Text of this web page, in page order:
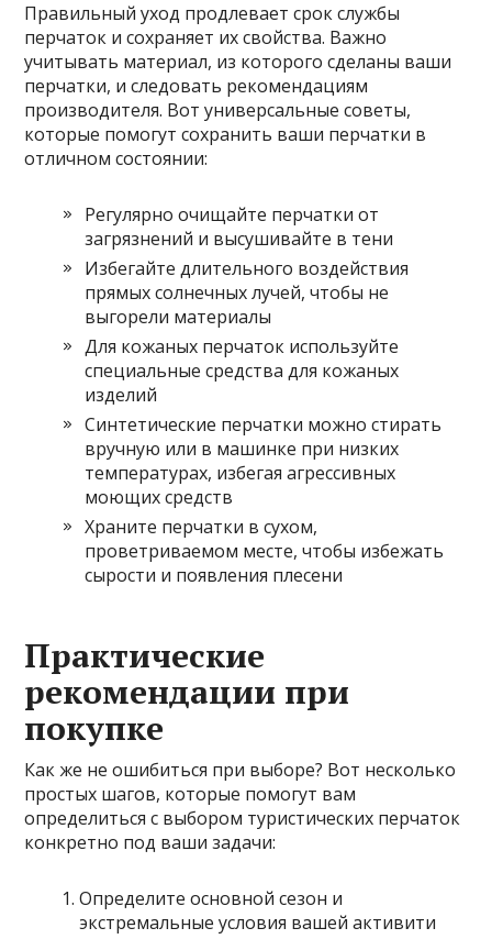
Правильный уход продлевает срок службы
перчаток и сохраняет их свойства. Важно
учитывать материал, из которого сделаны ваши
перчатки, и следовать рекомендациям
производителя. Вот универсальные советы,
которые помогут сохранить ваши перчатки в
отличном состоянии:
Регулярно очищайте перчатки от
загрязнений и высушивайте в тени
Избегайте длительного воздействия
прямых солнечных лучей, чтобы не
выгорели материалы
Для кожаных перчаток используйте
специальные средства для кожаных
изделий
Синтетические перчатки можно стирать
вручную или в машинке при низких
температурах, избегая агрессивных
моющих средств
Храните перчатки в сухом,
проветриваемом месте, чтобы избежать
сырости и появления плесени
Практические
рекомендации при
покупке
Как же не ошибиться при выборе? Вот несколько
простых шагов, которые помогут вам
определиться с выбором туристических перчаток
конкретно под ваши задачи:
Определите основной сезон и
экстремальные условия вашей активити